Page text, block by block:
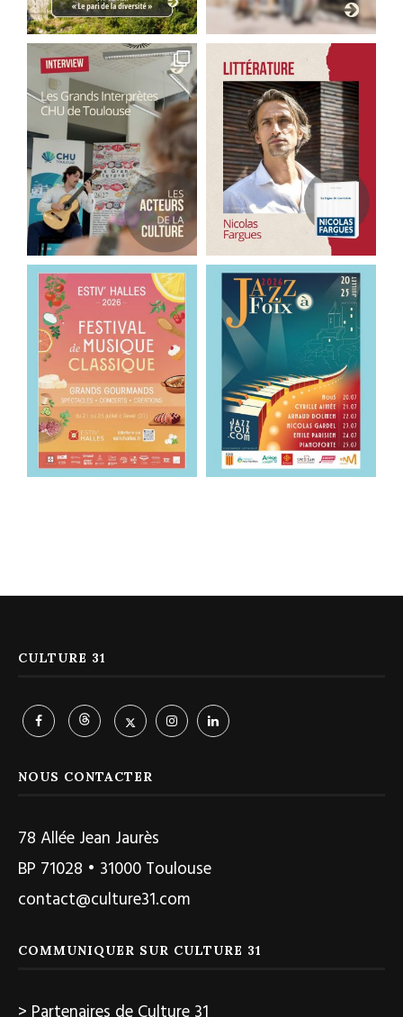
CULTURE 31
NOUS CONTACTER
78 Allée Jean Jaurès
BP 71028 • 31000 Toulouse
contact@culture31.com
COMMUNIQUER SUR CULTURE 31